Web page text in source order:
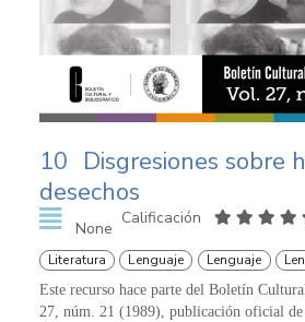
10 Disgresiones sobre
desechos
None
Calificación
Literatura Lenguaje Lenguaje
Este recurso hace parte del Boletín
27, núm. 21 (1989), publicación oficial